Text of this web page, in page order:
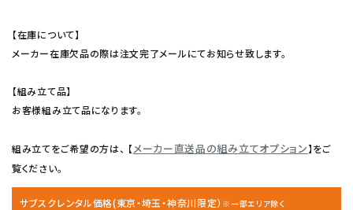
【在庫について】
メーカー在庫欠品の際は注文完了メールにてお知らせ致します。
【組み立て品】
お客様組み立て品になります。
組み立てをご希望の方は、 【メーカー直送品の組み立てオプション】をご
覧ください。
サブスクレンタル価格(東京・埼玉・神奈川限定） ※一部エリア除く